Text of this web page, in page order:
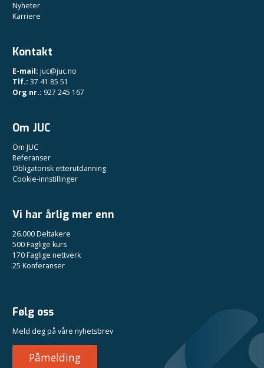
Nyheter
Karriere
Kontakt
E-mail: juc@juc.no
Tlf.: 37 41 85 51
Org nr.: 927 245 167
Om JUC
Om JUC
Referanser
Obligatorisk etterutdanning
Cookie-innstillinger
Vi har årlig mer enn
26.000 Deltakere
500 Faglige kurs
170 Faglige nettverk
25 Konferanser
Følg oss
Meld deg på våre nyhetsbrev
Påmelding